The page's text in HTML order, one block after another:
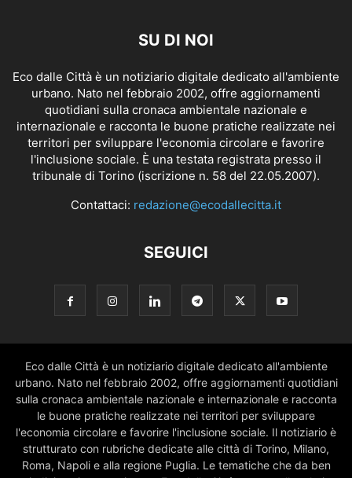
SU DI NOI
Eco dalle Città è un notiziario digitale dedicato all'ambiente
urbano. Nato nel febbraio 2002, offre aggiornamenti
quotidiani sulla cronaca ambientale nazionale e
internazionale e racconta le buone pratiche realizzate nei
territori per sviluppare l'economia circolare e favorire
l'inclusione sociale. È una testata registrata presso il
tribunale di Torino (iscrizione n. 58 del 22.05.2007).
Contattaci: redazione@ecodallecitta.it
SEGUICI
Eco dalle Città è un notiziario digitale dedicato all'ambiente
urbano. Nato nel febbraio 2002, offre aggiornamenti quotidiani
sulla cronaca ambientale nazionale e internazionale e racconta
le buone pratiche realizzate nei territori per sviluppare
l'economia circolare e favorire l'inclusione sociale. Il notiziario è
strutturato con rubriche dedicate alle città di Torino, Milano,
Roma, Napoli e alla regione Puglia. Le tematiche che da ben